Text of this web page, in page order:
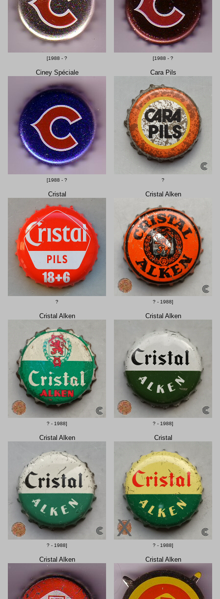
[1988 - ? [1988 - ?
Ciney Spéciale
[1988 - ?
Cara Pils
?
Cristal
?
Cristal Alken
? - 1988]
Cristal Alken
? - 1988]
Cristal Alken
? - 1988]
Cristal Alken
? - 1988]
Cristal
? - 1988]
Cristal Alken Cristal Alken